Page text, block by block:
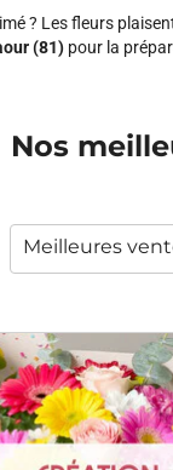
? Les fleurs
(81) pour la
Nos